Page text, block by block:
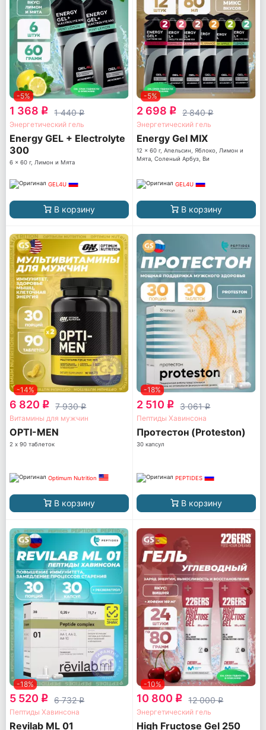
-5%
1 368 q 1 440q
Энергетический гель
Energy GEL + Electrolyte
300
6 x 60 г, Лимон и Мята
GEL4U
В корзину
-5%
2 698 q 2 840q
Энергетический гель
Energy Gel MIX
12 x 60 г, Апельсин, Яблоко, Лимон и
Мята, Соленый Арбуз, Ви
GEL4U
В корзину
-14%
6 820 q 7 930q
Витамины для мужчин
OPTI-MEN
2 х 90 таблеток
Optimum Nutrition
В корзину
-18%
2 510 q 3 061q
Пептиды Хавинсона
Протестон (Proteston)
30 капсул
PEPTIDES
В корзину
-18%
5 520 q 6 732q
Пептиды Хавинсона
Revilab ML 01
-10%
10 800 q 12 000q
Энергетический гель
High Fructose Gel 250